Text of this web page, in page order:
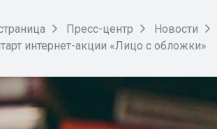
Пресс-центр Новости
интернет-акции «Лицо с обложки»